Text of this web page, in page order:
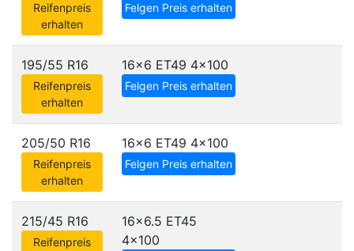
Reifenpreis
erhalten
Felgen Preis erhalten
195/55 R16
Reifenpreis
erhalten
16x6 ET49 4x100
Felgen Preis erhalten
205/50 R16
Reifenpreis
erhalten
16x6 ET49 4x100
Felgen Preis erhalten
215/45 R16
Reifenpreis
16x6.5 ET45
4x100